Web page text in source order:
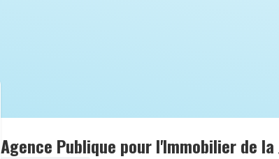
Agence Publique pour l'Immobilier de